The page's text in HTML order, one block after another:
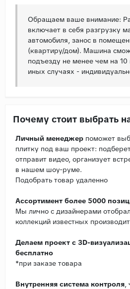
Обращаем ваше внимание:
включает в себя разгрузку
автомобиля, занос в
(квартиру/дом). Машина
подъезду не менее чем на 10
иных случаях -
Почему стоит выбрать
Личный менеджер поможет
плитку под ваш проект:
отправит видео, организует
в нашем шоу-руме.
Подобрать товар удаленно
Ассортимент более 5000
Мы лично с дизайнерами
коллекций известных
Делаем проект с 3D-
бесплатно
*при заказе товара
Внутренняя система контроля